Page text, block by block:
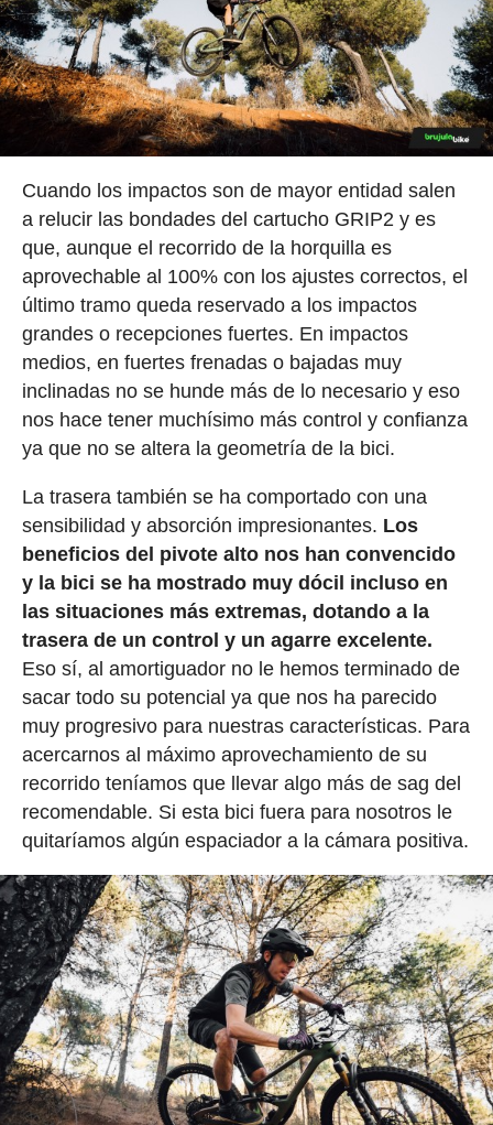
Cuando los impactos son de mayor entidad salen
a relucir las bondades del cartucho GRIP2 y es
que, aunque el recorrido de la horquilla es
aprovechable al 100% con los ajustes correctos, el
último tramo queda reservado a los impactos
grandes o recepciones fuertes. En impactos
medios, en fuertes frenadas o bajadas muy
inclinadas no se hunde más de lo necesario y eso
nos hace tener muchísimo más control y confianza
ya que no se altera la geometría de la bici.
La trasera también se ha comportado con una
sensibilidad y absorción impresionantes. Los
beneficios del pivote alto nos han convencido
y la bici se ha mostrado muy dócil incluso en
las situaciones más extremas, dotando a la
trasera de un control y un agarre excelente.
Eso sí, al amortiguador no le hemos terminado de
sacar todo su potencial ya que nos ha parecido
muy progresivo para nuestras características. Para
acercarnos al máximo aprovechamiento de su
recorrido teníamos que llevar algo más de sag del
recomendable. Si esta bici fuera para nosotros le
quitaríamos algún espaciador a la cámara positiva.